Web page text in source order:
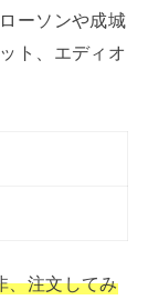
ーソンや成城
ト、エディオ
注文してみ